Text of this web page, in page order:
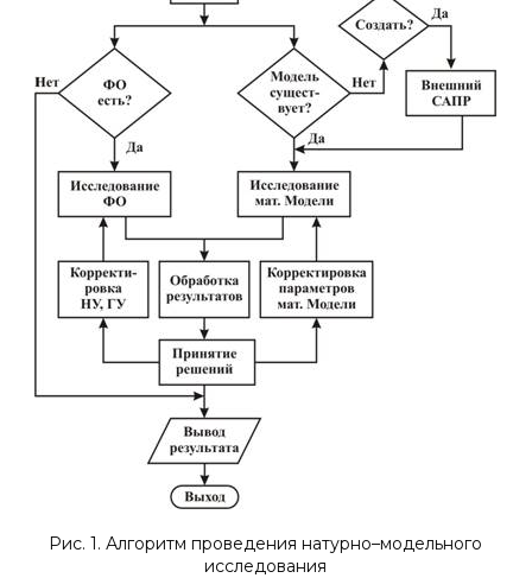
Рис. 1. Алгоритм проведения натурно–модельного
исследования